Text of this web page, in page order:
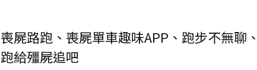
喪屍路跑、喪屍單車趣味APP、跑步不無聊、
跑給殭屍追吧